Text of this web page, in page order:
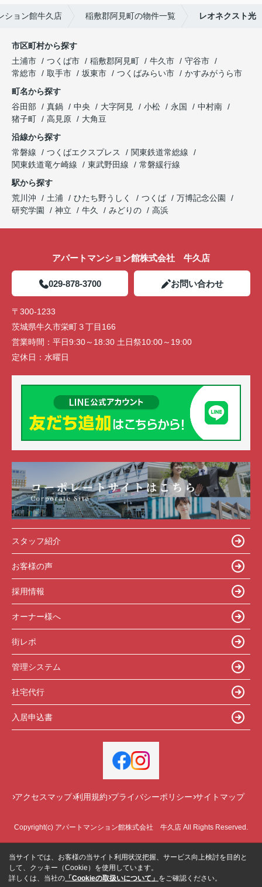
ション館牛久店 稲敷郡阿見町の物件一覧 レオネクスト光
市区町村から探す
土浦市
つくば市 稲敷郡阿見町 牛久市
守谷市
常総市
取手市 坂東市 つくばみらい市
かすみがうら市
町名から探す
谷田部
真鍋 中央 大字阿見 小松 永国
中村南
猪子町
高見原
大角豆
沿線から探す
常磐線
つくばエクスプレス
関東鉄道常総線
関東鉄道竜ケ崎線
東武野田線
常磐緩行線
駅から探す
荒川沖
土浦 ひたち野うしく つくば
万博記念公園
研究学園
神立 牛久 みどりの 高浜
アパートマンション館株式会社 牛久店
029-878-3700 お問い合わせ
〒300-1233
茨城県牛久市栄町３丁目166
営業時間： 平日9:30～18:30 土日祭10:00～19:00
定休日： 水曜日
スタッフ紹介
お客様の声
採用情報
オーナー様へ
街レポ
管理システム
社宅代行
入居申込書
アクセスマップ 利用規約 プライバシーポリシー サイトマップ
Copyright(c) アパートマンション館株式会社 牛久店 All Rights Reserved.
当サイトでは、お客様の当サイト利用状況把握、サービス向上検討を目的と
して、クッキー（Cookie）を使用しています。
詳しくは、当社の 「Cookieの取扱いについて」 をご確認ください。